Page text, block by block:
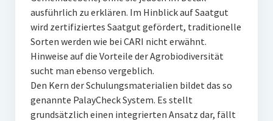
ausführlich zu erklären. Im Hinblick auf Saatgut
wird zertifiziertes Saatgut gefördert, traditionelle
Sorten werden wie bei CARI nicht erwähnt.
Hinweise auf die Vorteile der Agrobiodiversität
sucht man ebenso vergeblich.
Den Kern der Schulungsmaterialien bildet das so
genannte PalayCheck System. Es stellt
grundsätzlich einen integrierten Ansatz dar, fällt